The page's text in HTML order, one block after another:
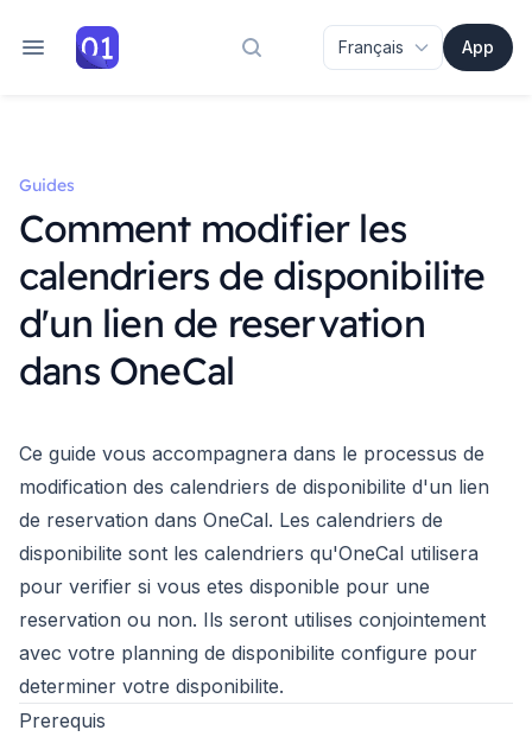
Rechercher dans la
App
Guides
Comment modifier les
calendriers de disponibilite
d'un lien de reservation
dans OneCal
Ce guide vous accompagnera dans le processus de
modification des calendriers de disponibilite d'un lien
de reservation dans OneCal. Les calendriers de
disponibilite sont les calendriers qu'OneCal utilisera
pour verifier si vous etes disponible pour une
reservation ou non. Ils seront utilises conjointement
avec votre planning de disponibilite configure pour
determiner votre disponibilite.
Prerequis